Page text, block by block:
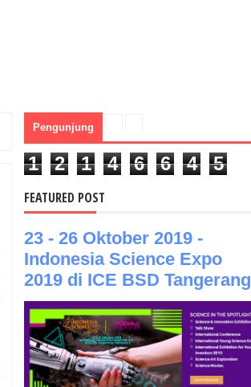
Pengunjung
1 2 1 4 6 6 4 5
FEATURED POST
23 - 26 Oktober 2019 -
Indonesia Science Expo
2019 di ICE BSD Tangerang